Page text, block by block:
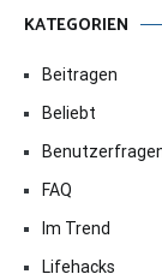
KATEGORIEN
Beitragen
Beliebt
FAQ
Im Trend
Lifehacks